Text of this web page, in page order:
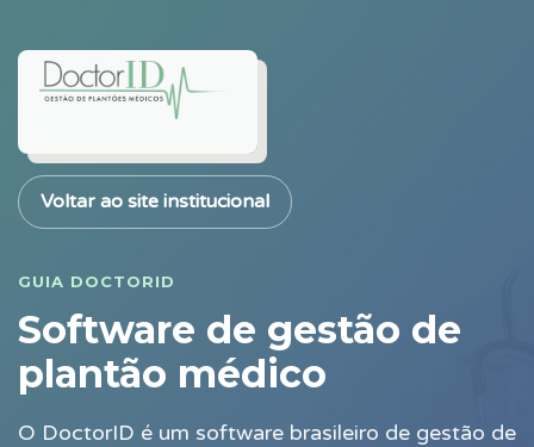
Voltar ao site institucional
GUIA DOCTORID
Software de gestão de
plantão médico
O DoctorID é um software brasileiro de gestão de